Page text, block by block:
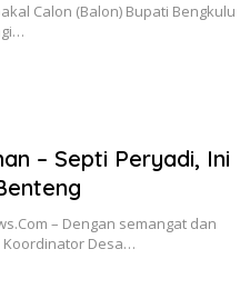
Calon (Balon) Bupati Bengkulu
– Septi Peryadi, Ini
– Dengan semangat dan
Desa…